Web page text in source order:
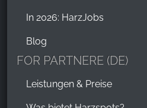
In 2026: HarzJobs
Blog
FOR PARTNERE (DE)
Leistungen & Preise